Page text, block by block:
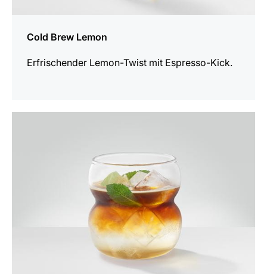
Cold Brew Lemon
Erfrischender Lemon-Twist mit Espresso-Kick.